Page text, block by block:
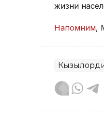
жизни
Напомним,